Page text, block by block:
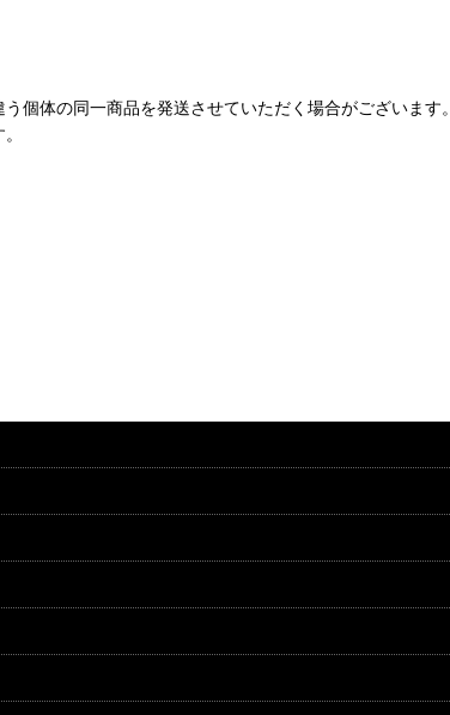
個体の同一商品を発送させていただく場合がございます。